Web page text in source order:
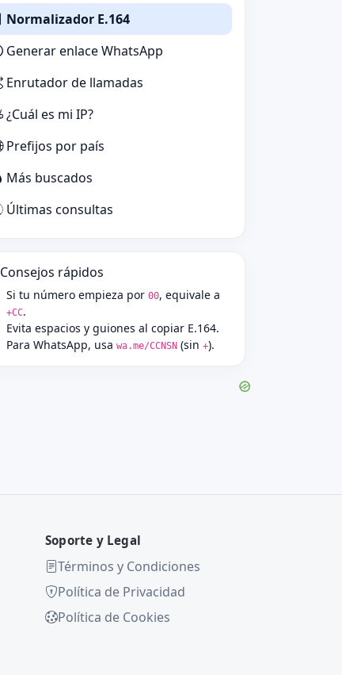
Normalizador E.164
Generar enlace WhatsApp
Enrutador de llamadas
¿Cuál es mi IP?
Prefijos por país
Más buscados
Últimas consultas
Consejos rápidos
Si tu número empieza por00, equivale a
+CC.
Evita espacios y guiones al copiar E.164.
Para WhatsApp, usawa.me/CCNSN (sin+).
Soporte y Legal
Términos y Condiciones
Política de Privacidad
Política de Cookies